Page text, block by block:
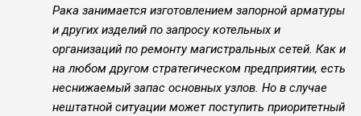
Рака занимается изготовлением запорной арматуры
и других изделий по запросу котельных и
организаций по ремонту магистральных сетей. Как и
на любом другом стратегическом предприятии, есть
неснижаемый запас основных узлов. Но в случае
нештатной ситуации может поступить приоритетный